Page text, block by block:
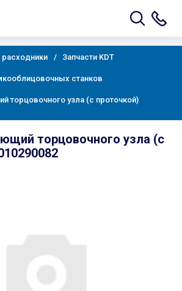
расходники Запчасти KDT
станков
торцовочного узла (с проточкой)
торцовочного узла (с